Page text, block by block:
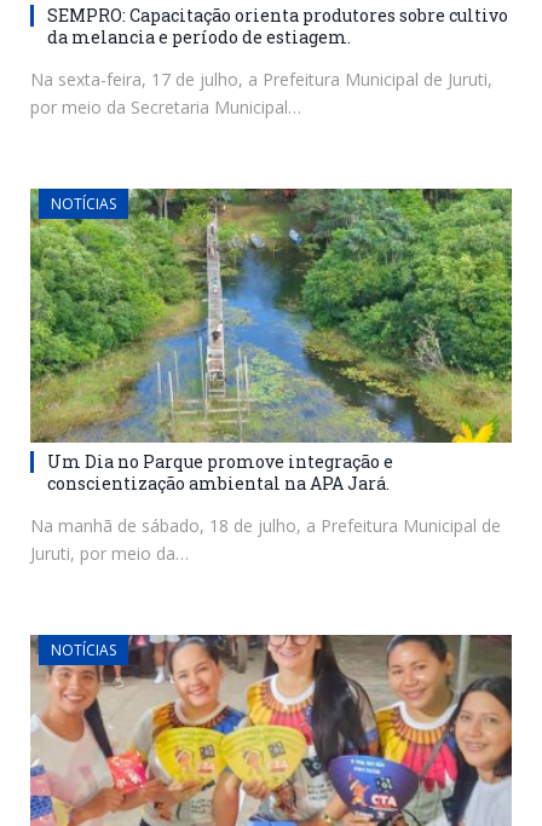
SEMPRO: Capacitação orienta produtores sobre cultivo
da melancia e período de estiagem.
Na sexta-feira, 17 de julho, a Prefeitura Municipal de Juruti,
por meio da Secretaria Municipal…
NOTÍCIAS
Um Dia no Parque promove integração e
conscientização ambiental na APA Jará.
Na manhã de sábado, 18 de julho, a Prefeitura Municipal de
Juruti, por meio da…
NOTÍCIAS